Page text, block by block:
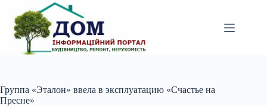
вмісту
Группа «Эталон» ввела в эксплуатацию «Счастье на
Пресне»